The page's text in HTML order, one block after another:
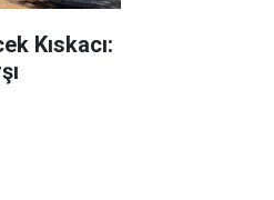
Kıskacı: